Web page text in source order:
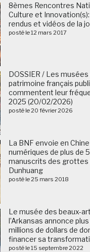
8èmes Rencontres
Culture et
rendus et vidéos de la
posté le 12 mars 2017
DOSSIER / Les
patrimoine français
commentent leur
2025 (20/02/2026)
posté le 20 février 2026
La BNF envoie en
numériques de plus de
manuscrits des grottes
Dunhuang
posté le 25 mars 2018
Le musée des beaux-
l’Arkansas annonce
millions de dollars de
financer sa
posté le 15 septembre 2022